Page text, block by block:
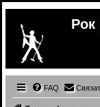
Рок
FAQ